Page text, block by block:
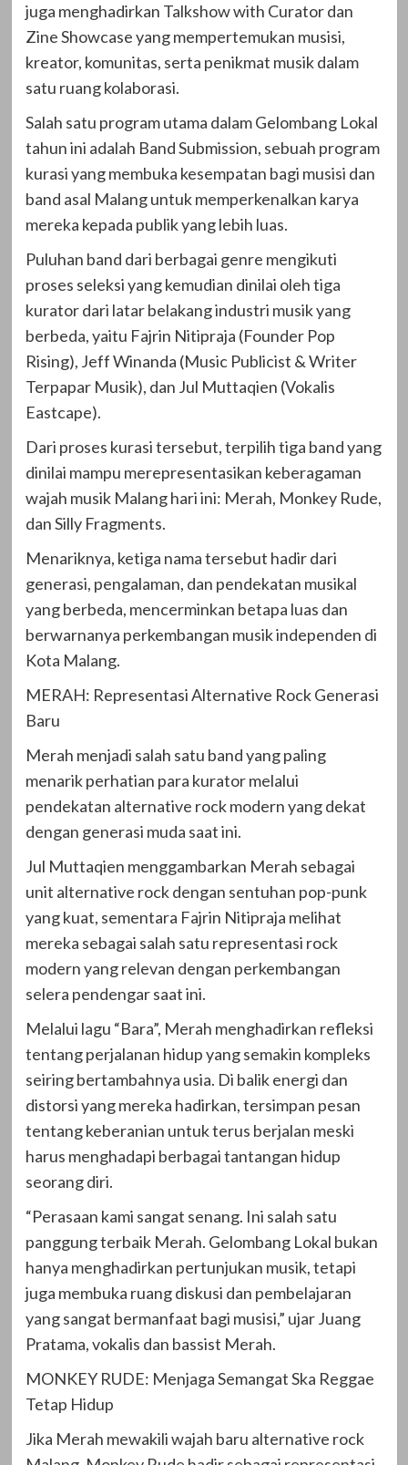
juga menghadirkan Talkshow with Curator dan
Zine Showcase yang mempertemukan musisi,
kreator, komunitas, serta penikmat musik dalam
satu ruang kolaborasi.
Salah satu program utama dalam Gelombang Lokal
tahun ini adalah Band Submission, sebuah program
kurasi yang membuka kesempatan bagi musisi dan
band asal Malang untuk memperkenalkan karya
mereka kepada publik yang lebih luas.
Puluhan band dari berbagai genre mengikuti
proses seleksi yang kemudian dinilai oleh tiga
kurator dari latar belakang industri musik yang
berbeda, yaitu Fajrin Nitipraja (Founder Pop
Rising), Jeff Winanda (Music Publicist & Writer
Terpapar Musik), dan Jul Muttaqien (Vokalis
Eastcape).
Dari proses kurasi tersebut, terpilih tiga band yang
dinilai mampu merepresentasikan keberagaman
wajah musik Malang hari ini: Merah, Monkey Rude,
dan Silly Fragments.
Menariknya, ketiga nama tersebut hadir dari
generasi, pengalaman, dan pendekatan musikal
yang berbeda, mencerminkan betapa luas dan
berwarnanya perkembangan musik independen di
Kota Malang.
MERAH: Representasi Alternative Rock Generasi
Baru
Merah menjadi salah satu band yang paling
menarik perhatian para kurator melalui
pendekatan alternative rock modern yang dekat
dengan generasi muda saat ini.
Jul Muttaqien menggambarkan Merah sebagai
unit alternative rock dengan sentuhan pop-punk
yang kuat, sementara Fajrin Nitipraja melihat
mereka sebagai salah satu representasi rock
modern yang relevan dengan perkembangan
selera pendengar saat ini.
Melalui lagu “Bara”, Merah menghadirkan refleksi
tentang perjalanan hidup yang semakin kompleks
seiring bertambahnya usia. Di balik energi dan
distorsi yang mereka hadirkan, tersimpan pesan
tentang keberanian untuk terus berjalan meski
harus menghadapi berbagai tantangan hidup
seorang diri.
“Perasaan kami sangat senang. Ini salah satu
panggung terbaik Merah. Gelombang Lokal bukan
hanya menghadirkan pertunjukan musik, tetapi
juga membuka ruang diskusi dan pembelajaran
yang sangat bermanfaat bagi musisi,” ujar Juang
Pratama, vokalis dan bassist Merah.
MONKEY RUDE: Menjaga Semangat Ska Reggae
Tetap Hidup
Jika Merah mewakili wajah baru alternative rock